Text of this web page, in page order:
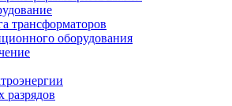
трансформаторов
оборудования
разрядов